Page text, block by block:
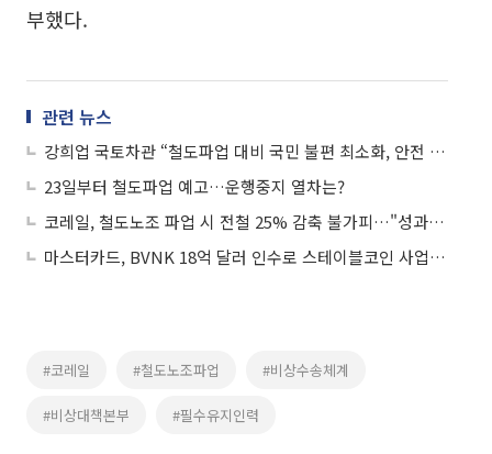
부했다.
관련 뉴스
강희업 국토차관 “철도파업 대비 국민 불편 최소화, 안전 확보에 총력”
23일부터 철도파업 예고…운행중지 열차는?
코레일, 철도노조 파업 시 전철 25% 감축 불가피…"성과급 정상화 절실”
마스터카드, BVNK 18억 달러 인수로 스테이블코인 사업 본격 확장
#코레일 #철도노조파업 #비상수송체계
#비상대책본부 #필수유지인력